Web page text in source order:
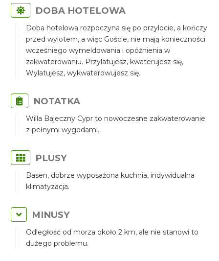
DOBA HOTELOWA
Doba hotelowa rozpoczyna się po przylocie, a kończy
przed wylotem, a więc Goście, nie mają konieczności
wcześniego wymeldowania i opóźnienia w
zakwaterowaniu. Przylatujesz, kwaterujesz się,
Wylatujesz, wykwaterowujesz się.
NOTATKA
Willa Bajeczny Cypr to nowoczesne zakwaterowanie
z pełnymi wygodami.
PLUSY
Basen, dobrze wyposażona kuchnia, indywidualna
klimatyzacja.
MINUSY
Odległość od morza około 2 km, ale nie stanowi to
dużego problemu.